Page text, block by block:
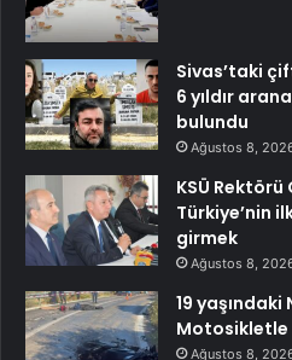
Sivas’taki
6 yıldır
bulundu
Ağustos 8,
KSÜ
Türkiye’nin
girmek
Ağustos 8,
19 yaşındaki
Motosikletle
Ağustos 8,